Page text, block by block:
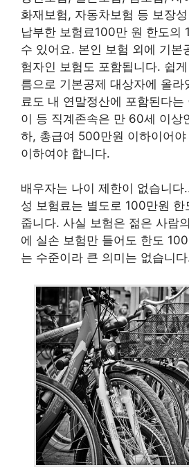
화재보험, 자동차보험 등 보장
납부한 보험료100만 원 한도의
수 있어요. 본인 보험 외에 기본
험자인 보험도 포함됩니다. 쉽
름으로 기본공제 대상자에 올라
료도 내 연말정산에 포함된다는
이 등 직계존속은 만 60세 이상
하, 총급여 500만원 이하이어
이하여야 합니다.
배우자는 나이 제한이 없습니
성 보험료는 별도로 100만원 한
줍니다. 사실 보험은 젊은 사람
에 실손 보험만 들어도 한도
는 수준이라 큰 의미는 없습니